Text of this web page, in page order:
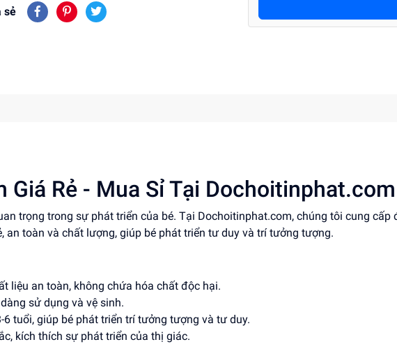
sẻ
Giá Rẻ - Mua Sỉ Tại Dochoitinphat.com
trọng trong sự phát triển của bé. Tại Dochoitinphat.com, chúng tôi cung cấp
an toàn và chất lượng, giúp bé phát triển tư duy và trí tưởng tượng.
liệu an toàn, không chứa hóa chất độc hại.
sử dụng và vệ sinh.
tuổi, giúp bé phát triển trí tưởng tượng và tư duy.
kích thích sự phát triển của thị giác.